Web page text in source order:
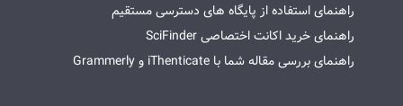
راهنمای استفاده از پایگاه های دسترسی مستقیم
راهنمای خرید اکانت اختصاصی SciFinder
راهنمای بررسی مقاله شما با iThenticate و Grammerly